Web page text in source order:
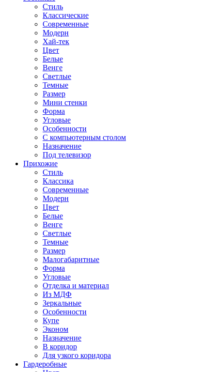
Стиль
Классические
Современные
Модерн
Хай-тек
Цвет
Белые
Венге
Светлые
Темные
Размер
Мини стенки
Форма
Угловые
Особенности
С компьютерным столом
Назначение
Под телевизор
Прихожие
Стиль
Классика
Современные
Модерн
Цвет
Белые
Венге
Светлые
Темные
Размер
Малогабаритные
Форма
Угловые
Отделка и материал
Из МДФ
Зеркальные
Особенности
Купе
Эконом
Назначение
В коридор
Для узкого коридора
Гардеробные